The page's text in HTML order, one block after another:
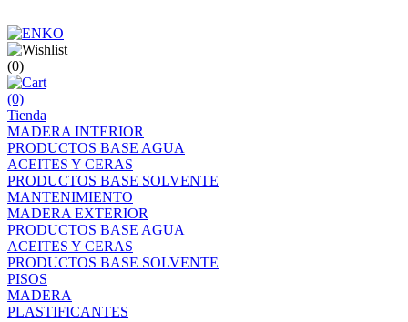
(0)
(0)
Tienda
MADERA INTERIOR
PRODUCTOS BASE AGUA
ACEITES Y CERAS
PRODUCTOS BASE SOLVENTE
MANTENIMIENTO
MADERA EXTERIOR
PRODUCTOS BASE AGUA
ACEITES Y CERAS
PRODUCTOS BASE SOLVENTE
PISOS
MADERA
PLASTIFICANTES